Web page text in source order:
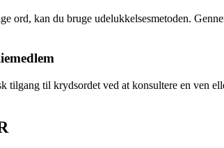
ord, kan du bruge udelukkelsesmetoden.
tilgang til krydsordet ved at konsultere en ven